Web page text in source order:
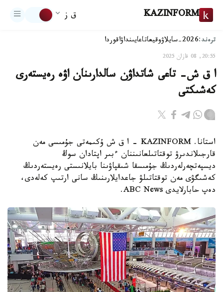
KAZINFORM ق ز
ترەند:2026-سايلاۋ وقيعاتاعايىنداۋاقوردا
20:55, 08 قازان 2025
ا ق ش- تاعى شاتداۋن سالدارىنان اۋە رەيستەرى
كەشىكتى
استانا. KAZINFORM – ا ق ش ۇكىمەتى جۇمىسى مەن
قارجىلاندىرۋ توقتاتىلعانىننان ءبىر اپتادان سوڭ
ديسپەتچەرلەردىڭ جۇمىسقا شىقپاۋىنا بايلانىستى رەيستەردىڭ
كەشىگۋى مەن توقتاتىلۋ جاعدايلارىنىڭ سانى ارتىپ كەلەدى،
دەپ حابارلايدى ABC News.